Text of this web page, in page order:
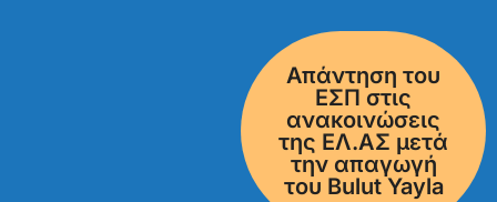
Απάντηση του
ΕΣΠ στις
ανακοινώσεις
της ΕΛ.ΑΣ μετά
την απαγωγή
του Bulut Yayla